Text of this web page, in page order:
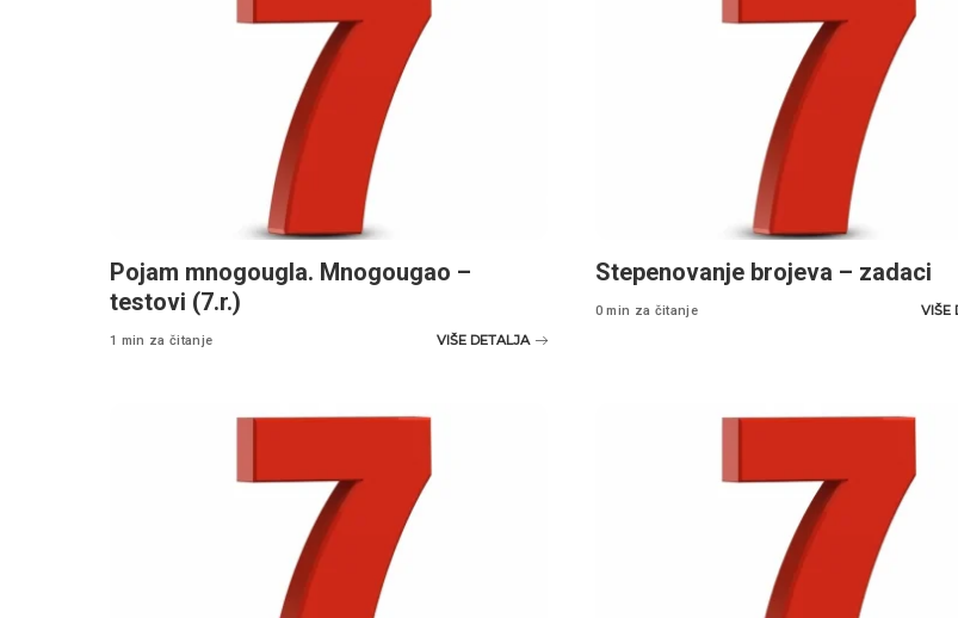
Pojam mnogougla. Mnogougao –
testovi (7.r.)
1 min za čitanje VIŠE DETALJA
Stepenovanje brojeva – zadaci
0 min za čitanje VIŠE